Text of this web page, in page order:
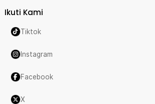
Ikuti Kami
Tiktok
Instagram
Facebook
X